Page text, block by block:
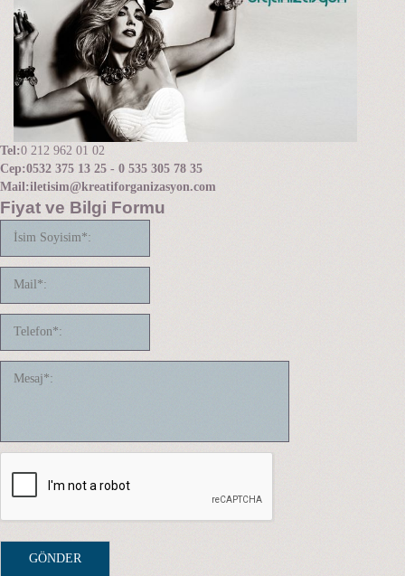
Tel:0 212 962 01 02
Cep:0532 375 13 25 - 0 535 305 78 35
Mail:iletisim@kreatiforganizasyon.com
Fiyat ve Bilgi Formu